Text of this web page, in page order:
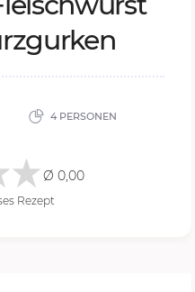
4 PERSONEN
Ø 0,00
Rezept